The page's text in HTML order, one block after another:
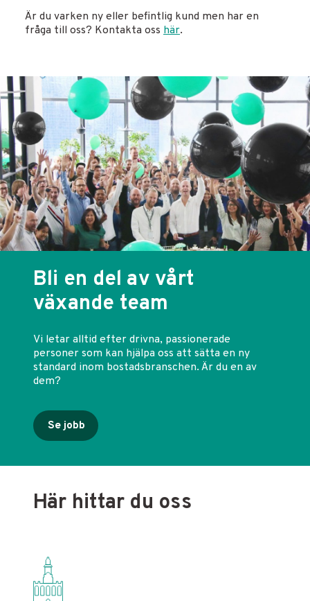
Är du varken ny eller befintlig kund men har en
fråga till oss? Kontakta oss här.
Bli en del av vårt
växande team
Vi letar alltid efter drivna, passionerade
personer som kan hjälpa oss att sätta en ny
standard inom bostadsbranschen. Är du en av
dem?
Se jobb
Här hittar du oss